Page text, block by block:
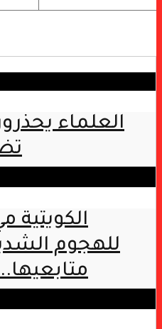
العلماء
الكويتية
للهجوم